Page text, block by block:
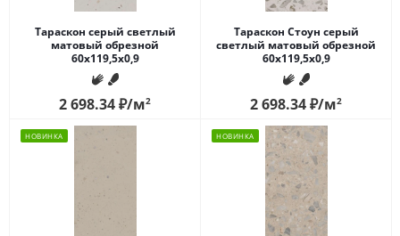
Тараскон серый светлый
матовый обрезной
60x119,5x0,9
2 698.34₽/м2
Тараскон Стоун серый
светлый матовый обрезной
60x119,5x0,9
2 698.34₽/м2
НОВИНКА НОВИНКА